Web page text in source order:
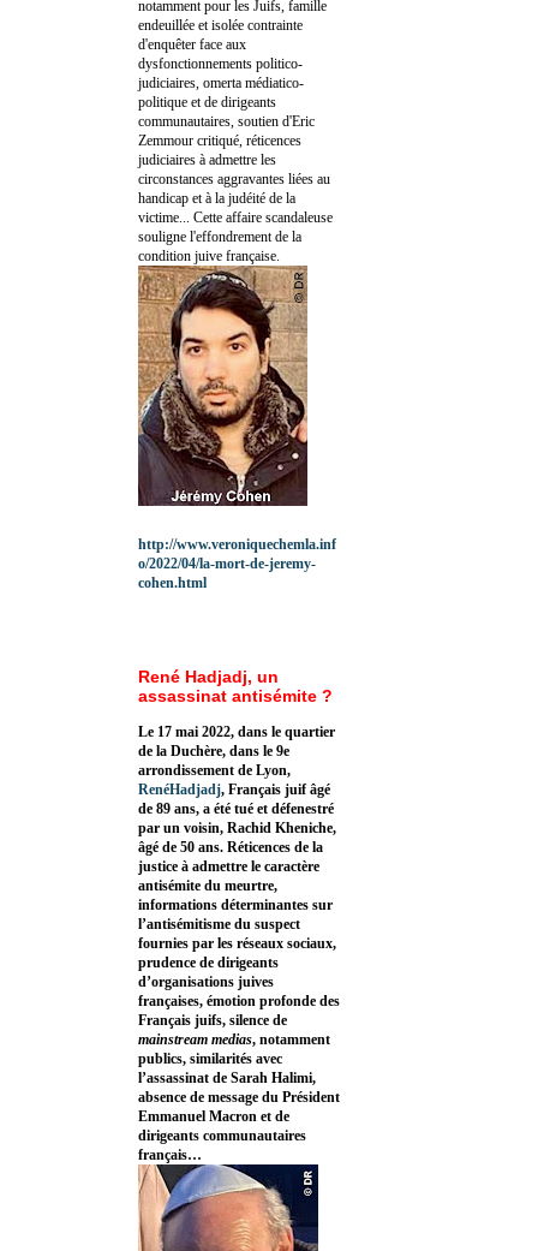
notamment pour les Juifs, famille
endeuillée et isolée contrainte
d'enquêter face aux
dysfonctionnements politico-
judiciaires, omerta médiatico-
politique et de dirigeants
communautaires, soutien d'Eric
Zemmour critiqué, réticences
judiciaires à admettre les
circonstances aggravantes liées au
handicap et à la judéité de la
victime... Cette affaire scandaleuse
souligne l'effondrement de la
condition juive française.
http://www.veroniquechemla.inf
o/2022/04/la-mort-de-jeremy-
cohen.html
René Hadjadj, un
assassinat antisémite ?
Le 17 mai 2022, dans le quartier
de la Duchère, dans le 9e
arrondissement de Lyon,
RenéHadjadj, Français juif âgé
de 89 ans, a été tué et défenestré
par un voisin, Rachid Kheniche,
âgé de 50 ans. Réticences de la
justice à admettre le caractère
antisémite du meurtre,
informations déterminantes sur
l’antisémitisme du suspect
fournies par les réseaux sociaux,
prudence de dirigeants
d’organisations juives
françaises, émotion profonde des
Français juifs, silence de
mainstream medias, notamment
publics, similarités avec
l’assassinat de Sarah Halimi,
absence de message du Président
Emmanuel Macron et de
dirigeants communautaires
français…